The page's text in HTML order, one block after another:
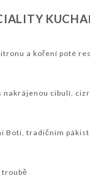
a koření poté
nakrájenou cibulí,
Boti, tradičním